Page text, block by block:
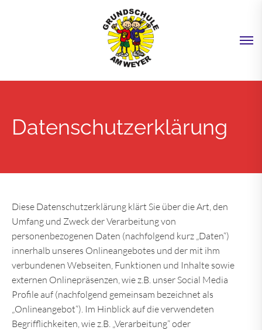
Datenschutzerklärung
Diese Datenschutzerklärung klärt Sie über die Art, den
Umfang und Zweck der Verarbeitung von
personenbezogenen Daten (nachfolgend kurz „Daten“)
innerhalb unseres Onlineangebotes und der mit ihm
verbundenen Webseiten, Funktionen und Inhalte sowie
externen Onlinepräsenzen, wie z.B. unser Social Media
Profile auf (nachfolgend gemeinsam bezeichnet als
„Onlineangebot“). Im Hinblick auf die verwendeten
Begrifflichkeiten, wie z.B. „Verarbeitung“ oder